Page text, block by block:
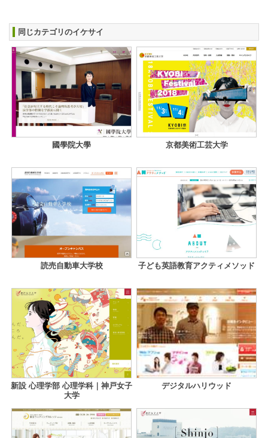
同じカテゴリのイケサイ
國學院大學 京都美術工芸大学
読売自動車大学校 子ども英語教育アクティメソッド
新設 心理学部 心理学科｜神戸女子
大学
デジタルハリウッド